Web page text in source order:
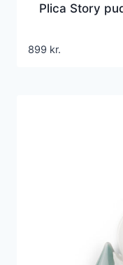
Plica Story
899 kr.